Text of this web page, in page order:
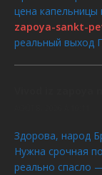
цена капельницы
zapoya-sankt-
реальный выход
Здорова, народ
Нужна срочная
реально спасло